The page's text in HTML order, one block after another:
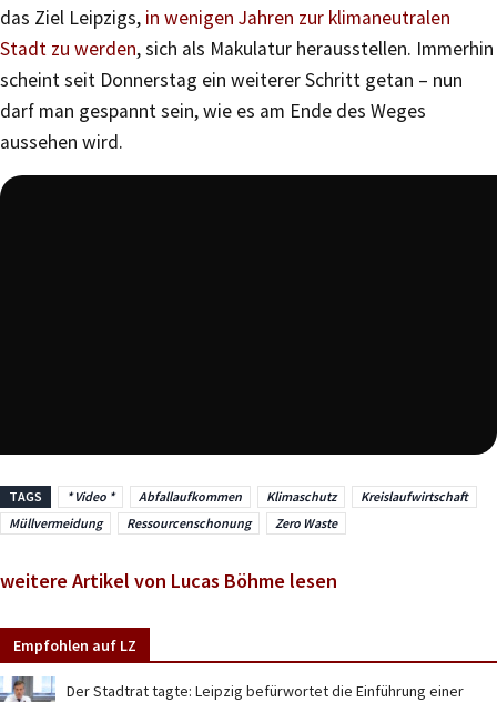
das Ziel Leipzigs, in wenigen Jahren zur klimaneutralen
Stadt zu werden, sich als Makulatur herausstellen. Immerhin
scheint seit Donnerstag ein weiterer Schritt getan – nun
darf man gespannt sein, wie es am Ende des Weges
aussehen wird.
TAGS * Video * Abfallaufkommen Klimaschutz
Kreislaufwirtschaft
Müllvermeidung
Ressourcenschonung Zero Waste
weitere Artikel von Lucas Böhme lesen
Empfohlen auf LZ
Der Stadtrat tagte: Leipzig befürwortet die Einführung einer